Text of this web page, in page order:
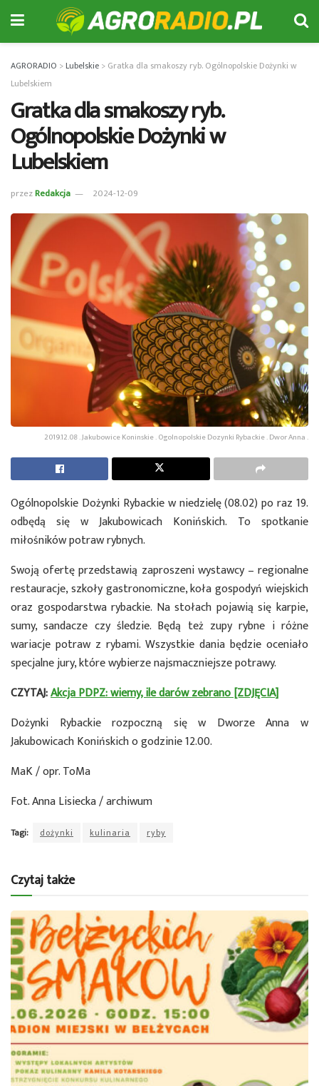
AGRORADIO >Lubelskie > Gratka dla smakoszy ryb. Ogólnopolskie Dożynki w
Lubelskiem
Gratka dla smakoszy ryb.
Ogólnopolskie Dożynki w
Lubelskiem
przezRedakcja 2024-12-09
2019.12.08 . Jakubowice Koninskie . Ogolnopolskie Dozynki Rybackie . Dwor Anna .
Ogólnopolskie Dożynki Rybackie w niedzielę (08.02) po raz 19.
odbędą się w Jakubowicach Konińskich. To spotkanie
miłośników potraw rybnych.
Swoją ofertę przedstawią zaproszeni wystawcy – regionalne
restauracje, szkoły gastronomiczne, koła gospodyń wiejskich
oraz gospodarstwa rybackie. Na stołach pojawią się karpie,
sumy, sandacze czy śledzie. Będą też zupy rybne i różne
wariacje potraw z rybami. Wszystkie dania będzie oceniało
specjalne jury, które wybierze najsmaczniejsze potrawy.
CZYTAJ:Akcja PDPZ: wiemy, ile darów zebrano [ZDJĘCIA]
Dożynki Rybackie rozpoczną się w Dworze Anna w
Jakubowicach Konińskich o godzinie 12.00.
MaK / opr. ToMa
Fot. Anna Lisiecka / archiwum
Tagi: dożynki kulinaria ryby
Czytaj także